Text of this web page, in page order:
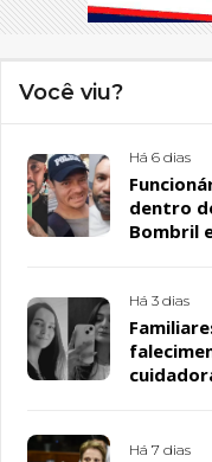
Você viu?
Há 6 dias
dentro
Bombril
Há 3 dias
Há 7 dias